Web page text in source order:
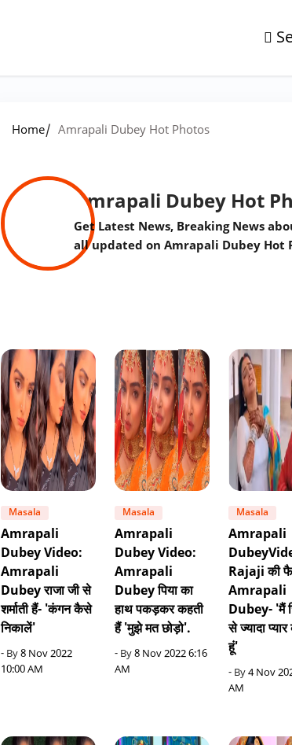
Home/ Amrapali Dubey Hot Photos
Amrapali Dubey Hot
Get Latest News, Breaking News
all updated on Amrapali Dubey Hot
Masala
Amrapali
Dubey Video:
Amrapali
Dubey राजा जी से
शर्माती हैं- 'कंगन कैसे
निकालें'
- By8 Nov 2022
10:00 AM
Masala
Amrapali
Dubey Video:
Amrapali
Dubey पिया का
हाथ पकड़कर कहती
हैं 'मुझे मत छोड़ो'.
- By8 Nov 2022 6:16
AM
Masala
Amrapali
Rajaji की
Amrapali
Dubey- 'मैं
से ज्यादा
हूं'
- By4 Nov
AM